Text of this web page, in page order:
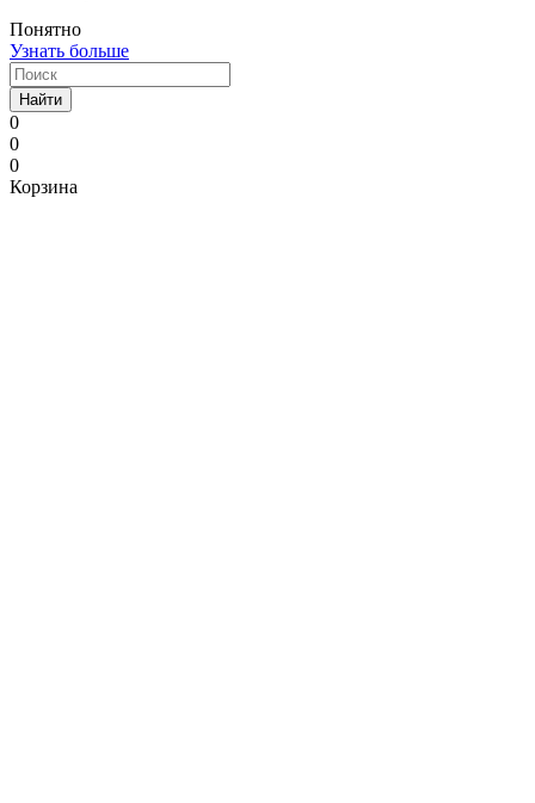
Понятно
Узнать больше
Найти
0
0
0
Корзина